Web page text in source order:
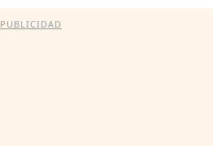
PUBLICIDAD